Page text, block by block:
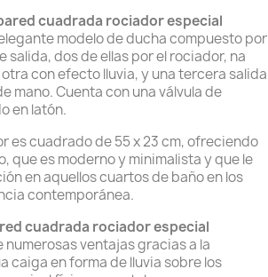
cuadrada rociador especial
modelo de ducha compuesto por
salida, dos de ellas por el rociador, na
con efecto lluvia, y una tercera salida
mano. Cuenta con una válvula de
en latón.
es cuadrado de 55 x 23 cm, ofreciendo
que es moderno y minimalista y que le
en aquellos cuartos de baño en los
contemporánea.
cuadrada rociador especial
ventajas gracias a la
caiga en forma de lluvia sobre los